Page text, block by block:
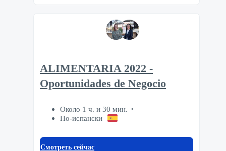
ALIMENTARIA 2022 -
Oportunidades de Negocio
Около 1 ч. и 30 мин.
По-испански
Смотреть сейчас